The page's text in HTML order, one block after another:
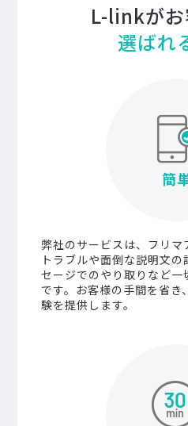
L-linkがお
選ばれ
簡
弊社のサービスは、フリマ
トラブルや面倒な説明文
セージでのやり取りなど一
です。お客様の手間を省き
験を提供します。